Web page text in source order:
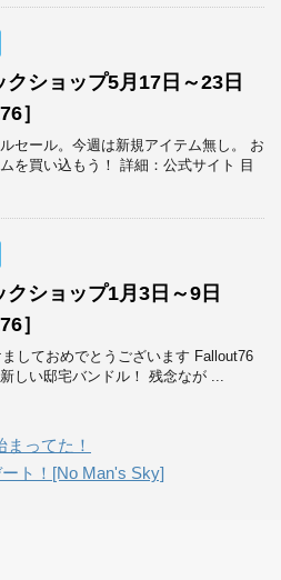
クショップ5月17日～23日
］
セール。今週は新規アイテム無し。 お
を買い込もう！ 詳細：公式サイト 目
クショップ1月3日～9日
］
しておめでとうございます Fallout76
しい邸宅バンドル！ 残念なが ...
ってた！
ト！[No Man's Sky]